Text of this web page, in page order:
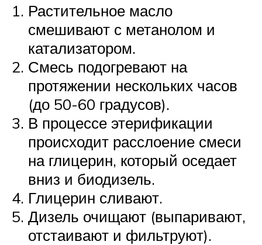
Растительное масло
смешивают с метанолом и
катализатором.
Смесь подогревают на
протяжении нескольких часов
(до 50-60 градусов).
В процессе этерификации
происходит расслоение смеси
на глицерин, который оседает
вниз и биодизель.
Глицерин сливают.
Дизель очищают (выпаривают,
отстаивают и фильтруют).